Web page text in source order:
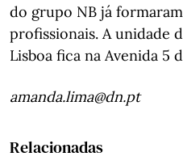
do grupo NB já
profissionais. A unidade
Lisboa fica na Avenida 5
amanda.lima@dn.pt
Relacionadas